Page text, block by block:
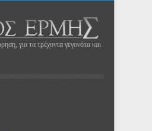
για τα τρέχοντα γεγονότα και